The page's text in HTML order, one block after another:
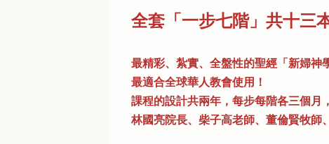
全套「一步七階」共十三
最精彩、紮實、全盤性的聖經「新婦神
最適合全球華人教會使用！
課程的設計共兩年，每步每階各三個月
林國亮院長、柴子高老師、董倫賢牧師